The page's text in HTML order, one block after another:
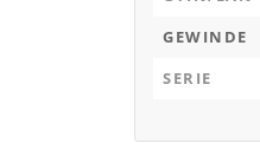
GEWINDE
SERIE